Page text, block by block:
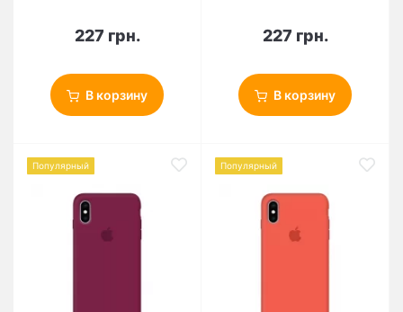
227 грн.
В корзину
227 грн.
В корзину
Популярный Популярный